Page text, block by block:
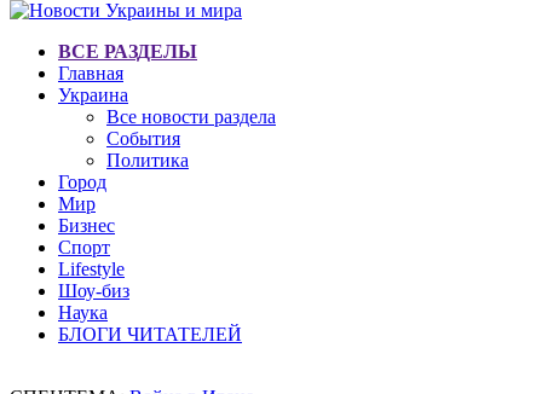
ВСЕ РАЗДЕЛЫ
Главная
Украина
Все новости раздела
События
Политика
Город
Мир
Бизнес
Спорт
Lifestyle
Шоу-биз
Наука
БЛОГИ ЧИТАТЕЛЕЙ